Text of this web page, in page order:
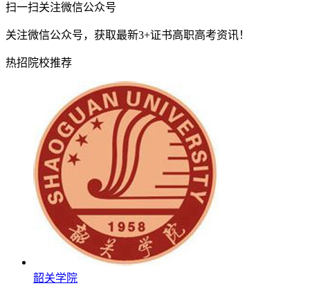
扫一扫关注微信公众号
关注微信公众号，获取最新3+证书高职高考资讯！
热招院校推荐
韶关学院